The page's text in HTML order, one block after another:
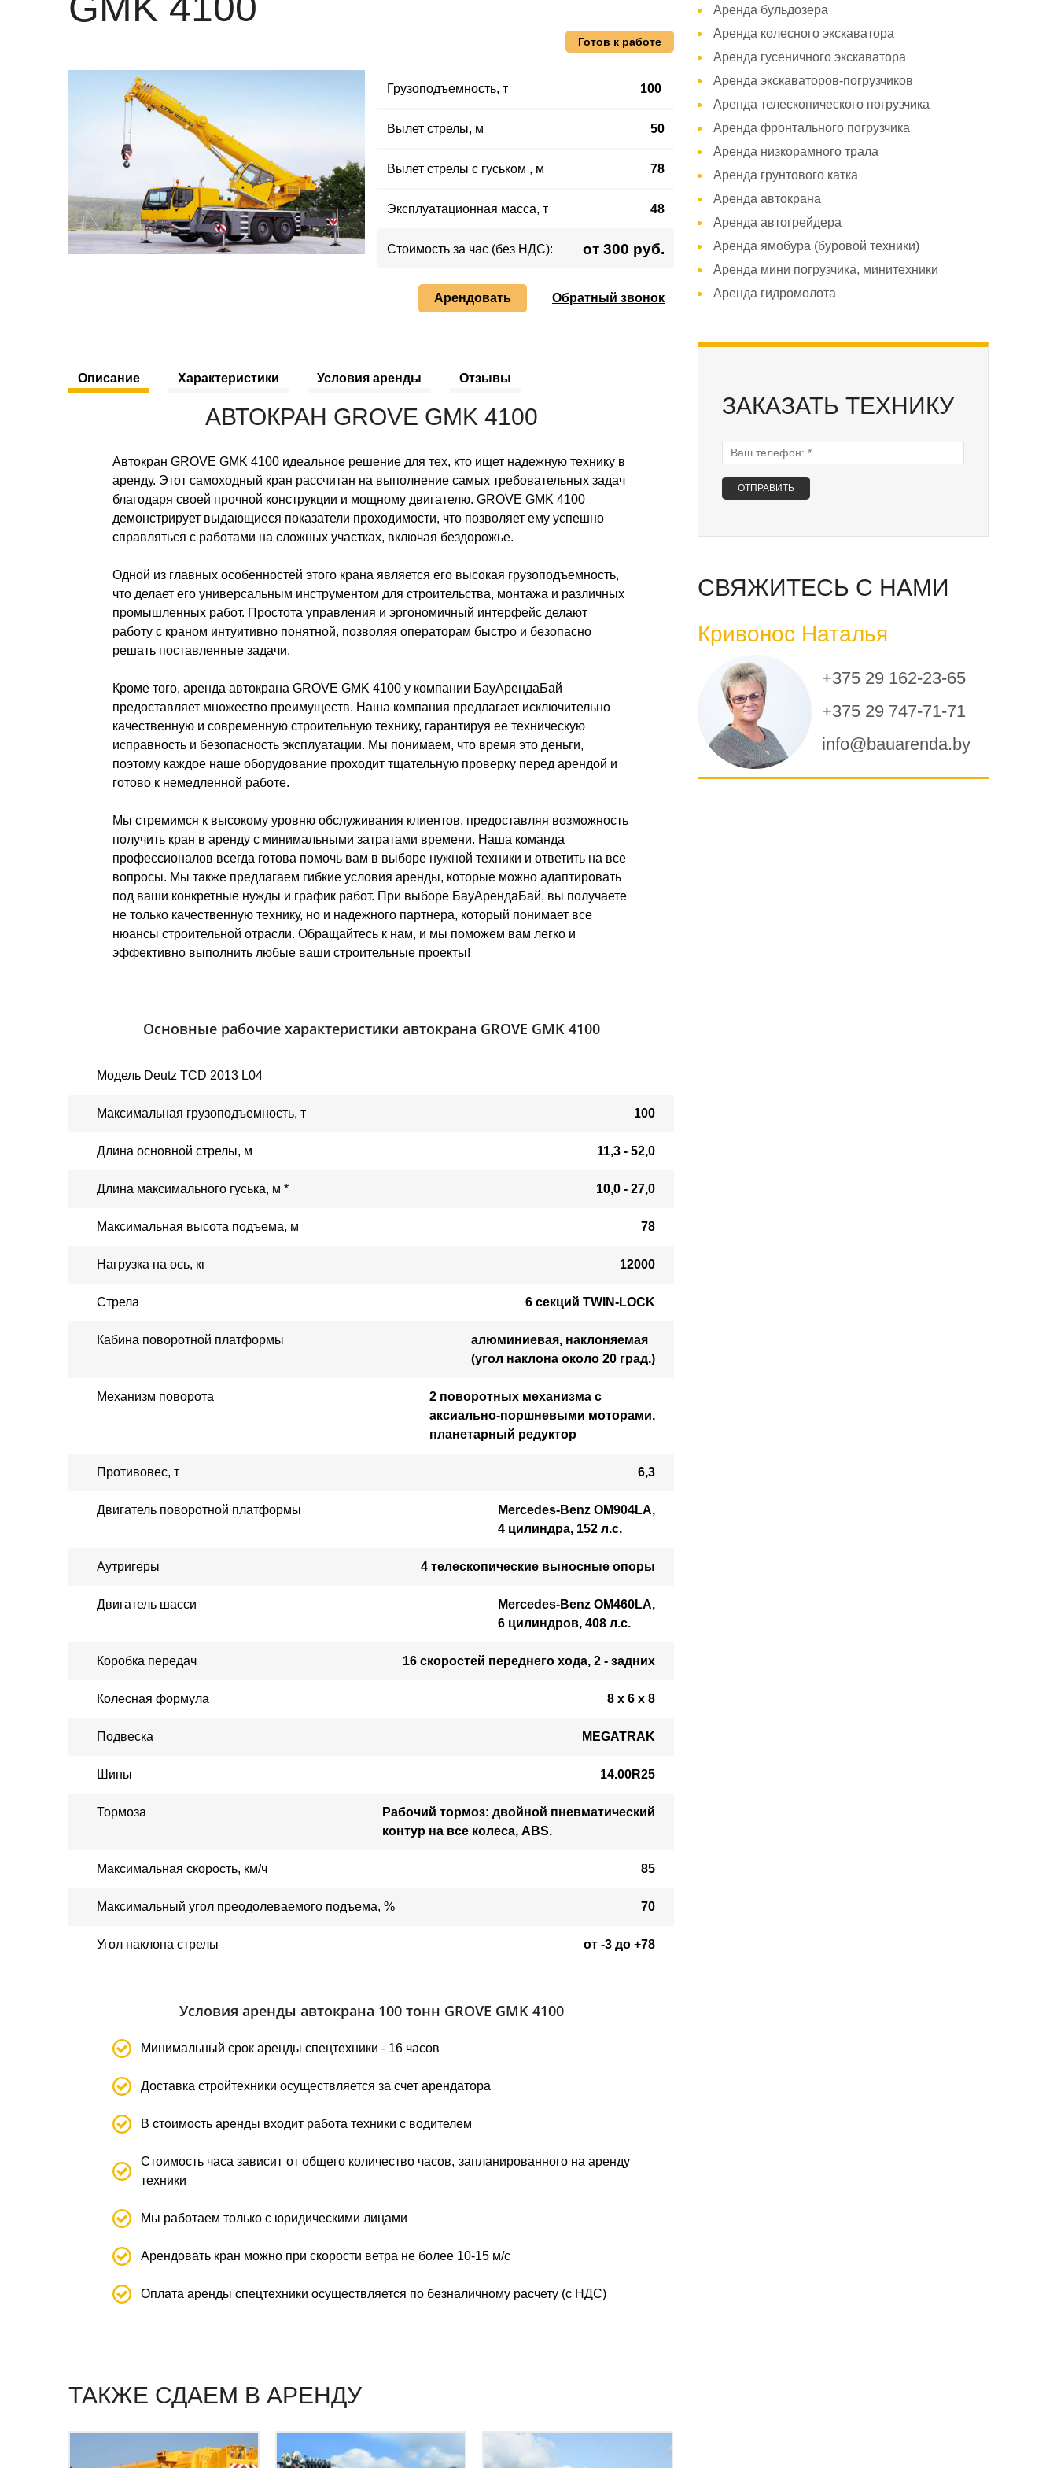
Готов к работе
Грузоподъемность, т 100
Вылет стрелы, м 50
Вылет стрелы с гуськом , м 78
Эксплуатационная масса, т 48
Стоимость за час (без НДС): от 300 руб.
Арендовать Обратный звонок
Описание Характеристики Условия аренды Отзывы
АВТОКРАН GROVE GMK 4100
Автокран GROVE GMK 4100 идеальное решение для тех, кто ищет надежную технику в
аренду. Этот самоходный кран рассчитан на выполнение самых требовательных задач
благодаря своей прочной конструкции и мощному двигателю. GROVE GMK 4100
демонстрирует выдающиеся показатели проходимости, что позволяет ему успешно
справляться с работами на сложных участках, включая бездорожье.
Одной из главных особенностей этого крана является его высокая грузоподъемность,
что делает его универсальным инструментом для строительства, монтажа и различных
промышленных работ. Простота управления и эргономичный интерфейс делают
работу с краном интуитивно понятной, позволяя операторам быстро и безопасно
решать поставленные задачи.
Кроме того, аренда автокрана GROVE GMK 4100 у компании БауАрендаБай
предоставляет множество преимуществ. Наша компания предлагает исключительно
качественную и современную строительную технику, гарантируя ее техническую
исправность и безопасность эксплуатации. Мы понимаем, что время это деньги,
поэтому каждое наше оборудование проходит тщательную проверку перед арендой и
готово к немедленной работе.
Мы стремимся к высокому уровню обслуживания клиентов, предоставляя возможность
получить кран в аренду с минимальными затратами времени. Наша команда
профессионалов всегда готова помочь вам в выборе нужной техники и ответить на все
вопросы. Мы также предлагаем гибкие условия аренды, которые можно адаптировать
под ваши конкретные нужды и график работ. При выборе БауАрендаБай, вы получаете
не только качественную технику, но и надежного партнера, который понимает все
нюансы строительной отрасли. Обращайтесь к нам, и мы поможем вам легко и
эффективно выполнить любые ваши строительные проекты!
Основные рабочие характеристики автокрана GROVE GMK 4100
Модель Deutz TCD 2013 L04
Максимальная грузоподъемность, т 100
Длина основной стрелы, м 11,3 - 52,0
Длина максимального гуська, м * 10,0 - 27,0
Максимальная высота подъема, м 78
Нагрузка на ось, кг 12000
Стрела 6 секций TWIN-LOCK
Кабина поворотной платформы
алюминиевая, наклоняемая
(угол наклона около 20 град.)
Механизм поворота
2 поворотных механизма с
аксиально-поршневыми моторами,
планетарный редуктор
Противовес, т 6,3
Двигатель поворотной платформы
Mercedes-Benz OM904LA,
4 цилиндра, 152 л.с.
Аутригеры 4 телескопические выносные опоры
Двигатель шасси
Mercedes-Benz OM460LA,
6 цилиндров, 408 л.с.
Коробка передач 16 скоростей переднего хода, 2 - задних
Колесная формула 8 х 6 х 8
Подвеска MEGATRAK
Шины 14.00R25
Тормоза
Рабочий тормоз: двойной пневматический
контур на все колеса, ABS.
Максимальная скорость, км/ч 85
Максимальный угол преодолеваемого подъема, % 70
Угол наклона стрелы от -3 до +78
Условия аренды автокрана 100 тонн GROVE GMK 4100
Минимальный срок аренды спецтехники - 16 часов
Доставка стройтехники осуществляется за счет арендатора
В стоимость аренды входит работа техники с водителем
Стоимость часа зависит от общего количество часов, запланированного на аренду
техники
Мы работаем только с юридическими лицами
Арендовать кран можно при скорости ветра не более 10-15 м/с
Оплата аренды спецтехники осуществляется по безналичному расчету (с НДС)
ТАКЖЕ СДАЕМ В АРЕНДУ
Аренда бульдозера
Аренда колесного экскаватора
Аренда гусеничного экскаватора
Аренда экскаваторов-погрузчиков
Аренда телескопического погрузчика
Аренда фронтального погрузчика
Аренда низкорамного трала
Аренда грунтового катка
Аренда автокрана
Аренда автогрейдера
Аренда ямобура (буровой техники)
Аренда мини погрузчика, минитехники
Аренда гидромолота
ЗАКАЗАТЬ ТЕХНИКУ
Ваш телефон:
СВЯЖИТЕСЬ С НАМИ
Кривонос Наталья
+375 29 162-23-65
+375 29 747-71-71
info@bauarenda.by